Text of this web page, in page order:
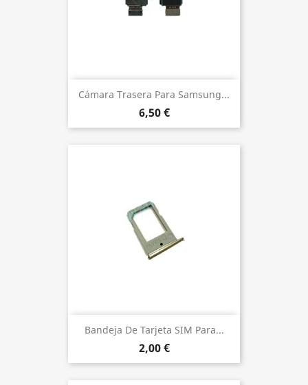
Cámara Trasera Para Samsung...
6,50 €
Bandeja De Tarjeta SIM Para...
2,00 €